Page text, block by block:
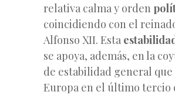
relativa calma y orden
coincidiendo con el
Alfonso XII. Esta
se apoya, además, en la
de estabilidad general que
Europa en el último tercio